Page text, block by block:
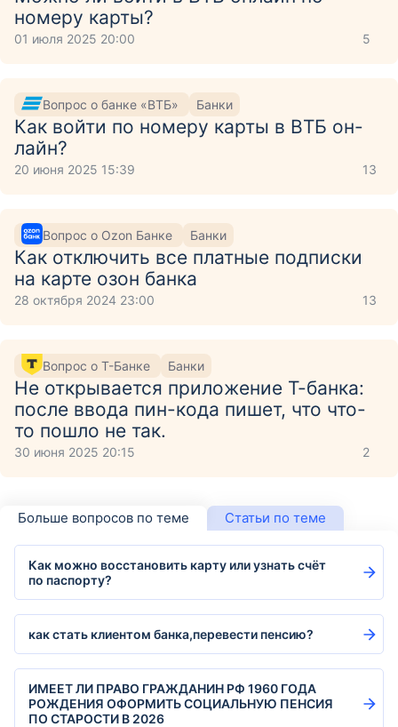
номеру карты?
01 июля 2025 20:00 5
Вопрос о банке «ВТБ» Банки
Как войти по номеру карты в ВТБ он-
лайн?
20 июня 2025 15:39 13
Вопрос о Ozon Банке Банки
Как отключить все платные подписки
на карте озон банка
28 октября 2024 23:00 13
Вопрос о Т-Банке Банки
Не открывается приложение Т-банка:
после ввода пин-кода пишет, что что-
то пошло не так.
30 июня 2025 20:15 2
Больше вопросов по теме Статьи по теме
Как можно восстановить карту или узнать счёт
по паспорту?
как стать клиентом банка,перевести пенсию?
ИМЕЕТ ЛИ ПРАВО ГРАЖДАНИН РФ 1960 ГОДА
РОЖДЕНИЯ ОФОРМИТЬ СОЦИАЛЬНУЮ ПЕНСИЯ
ПО СТАРОСТИ В 2026